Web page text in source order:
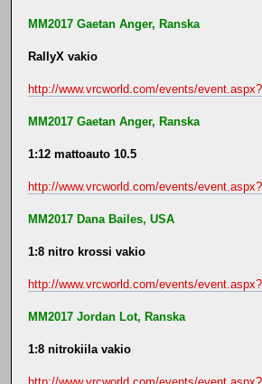
MM2017 Gaetan Anger, Ranska
RallyX vakio
http://www.vrcworld.com/events/
MM2017 Gaetan Anger, Ranska
1:12 mattoauto 10.5
http://www.vrcworld.com/events/
MM2017 Dana Bailes, USA
1:8 nitro krossi vakio
http://www.vrcworld.com/events/
MM2017 Jordan Lot, Ranska
1:8 nitrokiila vakio